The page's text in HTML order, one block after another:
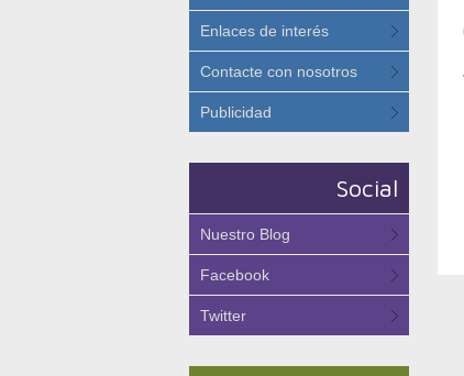
Enlaces de interés
Contacte con nosotros
Publicidad
Social
Nuestro Blog
Facebook
Twitter